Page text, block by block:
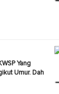
Yang
Umur. Dah